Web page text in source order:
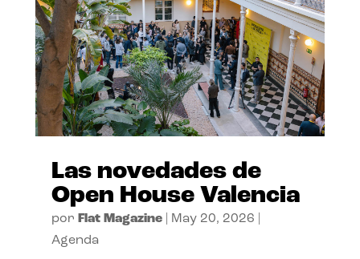
Las novedades de
Open House Valencia
por Flat Magazine| May 20, 2026
Agenda